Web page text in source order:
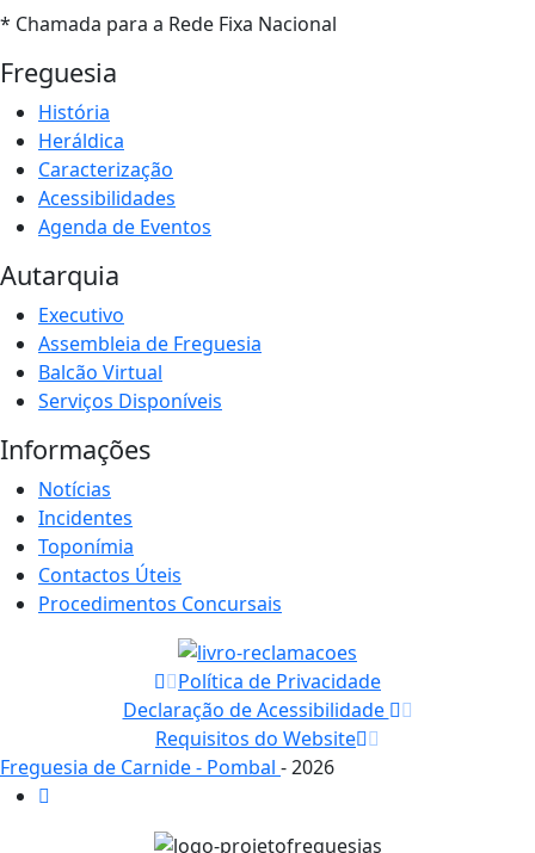
* Chamada para a Rede Fixa Nacional
Freguesia
História
Heráldica
Caracterização
Acessibilidades
Agenda de Eventos
Autarquia
Executivo
Assembleia de Freguesia
Balcão Virtual
Serviços Disponíveis
Informações
Notícias
Incidentes
Toponímia
Contactos Úteis
Procedimentos Concursais
Política de Privacidade
Declaração de Acessibilidade
Requisitos do Website
Freguesia de Carnide - Pombal - 2026